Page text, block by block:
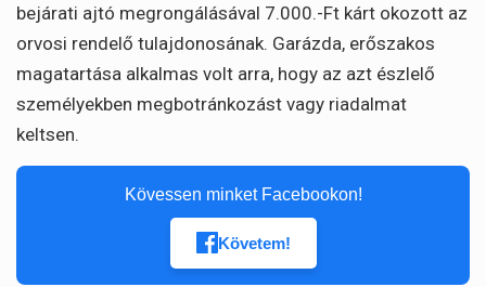
bejárati ajtó megrongálásával 7.000.-Ft kárt okozott az
orvosi rendelő tulajdonosának. Garázda, erőszakos
magatartása alkalmas volt arra, hogy az azt észlelő
személyekben megbotránkozást vagy riadalmat
keltsen.
Kövessen minket Facebookon!
Követem!